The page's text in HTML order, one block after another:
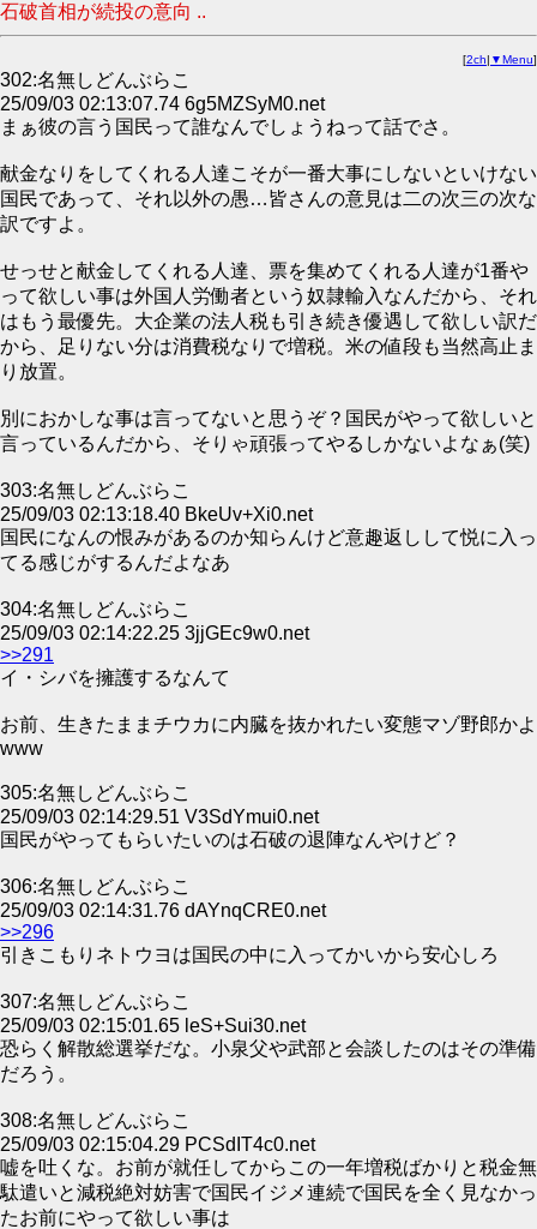
石破首相が続投の意向 ..
[2ch| ▼Menu]
302:名無しどんぶらこ
25/09/03 02:13:07.74 6g5MZSyM0.net
まぁ彼の言う国民って誰なんでしょうねって話でさ。
献金なりをしてくれる人達こそが一番大事にしないといけない
国民であって、それ以外の愚…皆さんの意見は二の次三の次な
訳ですよ。
せっせと献金してくれる人達、票を集めてくれる人達が1番や
って欲しい事は外国人労働者という奴隷輸入なんだから、それ
はもう最優先。大企業の法人税も引き続き優遇して欲しい訳だ
から、足りない分は消費税なりで増税。米の値段も当然高止ま
り放置。
別におかしな事は言ってないと思うぞ？国民がやって欲しいと
言っているんだから、そりゃ頑張ってやるしかないよなぁ(笑)
303:名無しどんぶらこ
25/09/03 02:13:18.40 BkeUv+Xi0.net
国民になんの恨みがあるのか知らんけど意趣返しして悦に入っ
てる感じがするんだよなあ
304:名無しどんぶらこ
25/09/03 02:14:22.25 3jjGEc9w0.net
>>291
イ・シバを擁護するなんて
お前、生きたままチウカに内臓を抜かれたい変態マゾ野郎かよ
www
305:名無しどんぶらこ
25/09/03 02:14:29.51 V3SdYmui0.net
国民がやってもらいたいのは石破の退陣なんやけど？
306:名無しどんぶらこ
25/09/03 02:14:31.76 dAYnqCRE0.net
>>296
引きこもりネトウヨは国民の中に入ってかいから安心しろ
307:名無しどんぶらこ
25/09/03 02:15:01.65 leS+Sui30.net
恐らく解散総選挙だな。小泉父や武部と会談したのはその準備
だろう。
308:名無しどんぶらこ
25/09/03 02:15:04.29 PCSdIT4c0.net
嘘を吐くな。お前が就任してからこの一年増税ばかりと税金無
駄遣いと減税絶対妨害で国民イジメ連続で国民を全く見なかっ
たお前にやって欲しい事は